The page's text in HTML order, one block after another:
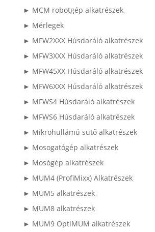
► MCM robotgép alkatrészek
► Mérlegek
► MFW2XXX Húsdaráló alkatrészek
► MFW3XXX Húsdaráló alkatrészek
► MFW45XX Húsdaráló alkatrészek
► MFW6XXX Húsdaráló alkatrészek
► MFWS4 Húsdaráló alkatrészek
► MFWS6 Húsdaráló alkatrészek
► Mikrohullámú sütő alkatrészek
► Mosogatógép alkatrészek
► Mosógép alkatrészek
► MUM4 (ProfiMixx) Alkatrészek
► MUM5 alkatrészek
► MUM8 alkatrészek
► MUM9 OptiMUM alkatrészek